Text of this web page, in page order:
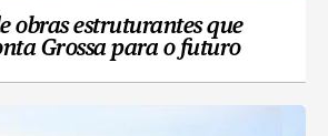
obras estruturantes que
Grossa para o futuro